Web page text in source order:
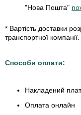
"Нова Пошта"
* Вартість доставки
транспортної компанії.
Способи оплати:
Накладений
Оплата онлайн